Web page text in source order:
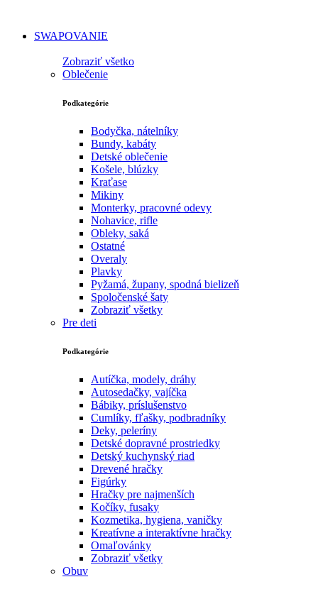
SWAPOVANIE
Zobraziť všetko
Oblečenie
Podkategórie
Bodyčka, nátelníky
Bundy, kabáty
Detské oblečenie
Košele, blúzky
Kraťase
Mikiny
Monterky, pracovné odevy
Nohavice, rifle
Obleky, saká
Ostatné
Overaly
Plavky
Pyžamá, župany, spodná bielizeň
Spoločenské šaty
Zobraziť všetky
Pre deti
Podkategórie
Autíčka, modely, dráhy
Autosedačky, vajíčka
Bábiky, príslušenstvo
Cumlíky, fľašky, podbradníky
Deky, peleríny
Detské dopravné prostriedky
Detský kuchynský riad
Drevené hračky
Figúrky
Hračky pre najmenších
Kočíky, fusaky
Kozmetika, hygiena, vaničky
Kreatívne a interaktívne hračky
Omaľovánky
Zobraziť všetky
Obuv